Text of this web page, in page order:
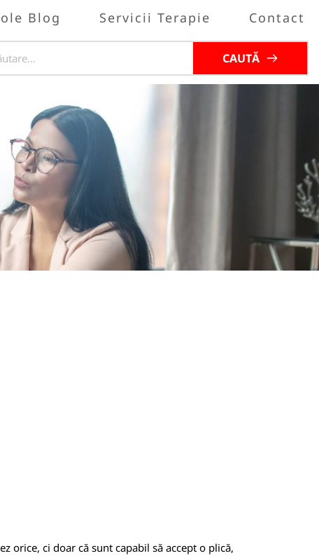
Blog Servicii Terapie Contact
CAUTĂ
orice, ci doar că sunt capabil să accept o plică,